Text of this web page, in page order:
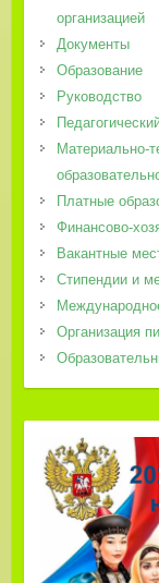
организацией
Документы
Образование
Руководство
Материально-
Платные
Финансово-
Вакантные
Стипендии и
Организация